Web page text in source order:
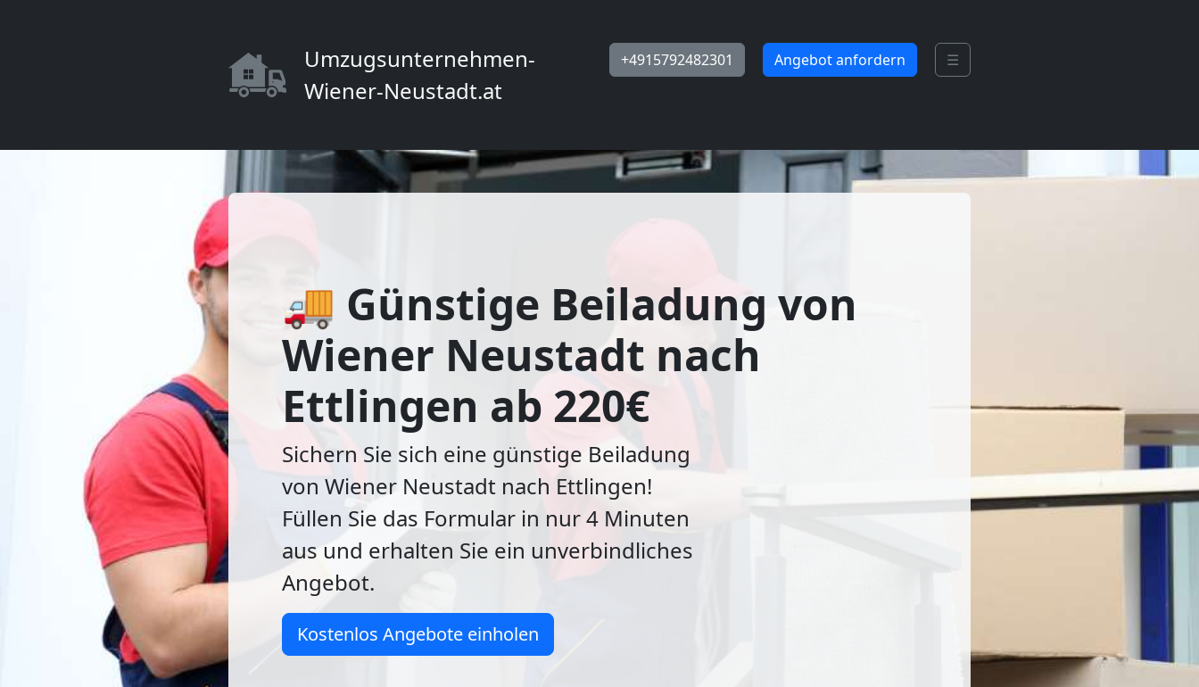
Umzugsunternehmen-
Wiener-Neustadt.at
+4915792482301 Angebot anfordern ☰
🚚 Günstige Beiladung von
Wiener Neustadt nach
Ettlingen ab 220€
Sichern Sie sich eine günstige Beiladung
von Wiener Neustadt nach Ettlingen!
Füllen Sie das Formular in nur 4 Minuten
aus und erhalten Sie ein unverbindliches
Angebot.
Kostenlos Angebote einholen